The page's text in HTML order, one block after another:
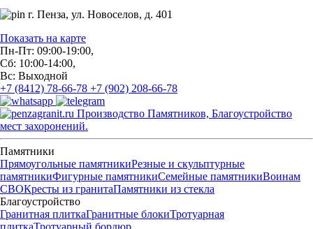
г. Пенза, ул. Новоселов, д. 401
Показать на карте
Пн-Пт: 09:00-19:00,
Сб: 10:00-14:00,
Вс: Выходной
+7 (8412) 78-66-78 +7 (902) 208-66-78
Производство Памятников, Благоустройство
мест захоронений.
Памятники
Прямоугольные памятникиРезные и скульптурные
памятникиФигурные памятникиСемейные памятникиВоинам
СВОКресты из гранитаПамятники из стекла
Благоустройство
Гранитная плиткаГранитные блокиТротуарная
плиткаТротуарный бордюр